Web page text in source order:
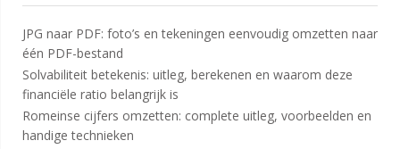
JPG naar PDF: foto’s en tekeningen eenvoudig omzetten naar
één PDF-bestand
Solvabiliteit betekenis: uitleg, berekenen en waarom deze
financiële ratio belangrijk is
Romeinse cijfers omzetten: complete uitleg, voorbeelden en
handige technieken